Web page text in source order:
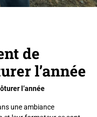
de
l’année
l’année
une ambiance